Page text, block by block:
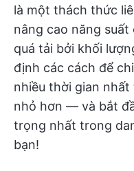
là một thách thức
nâng cao năng suất
quá tải bởi khối
định các cách để
nhiều thời gian
nhỏ hơn — và bắt
trọng nhất trong
bạn!